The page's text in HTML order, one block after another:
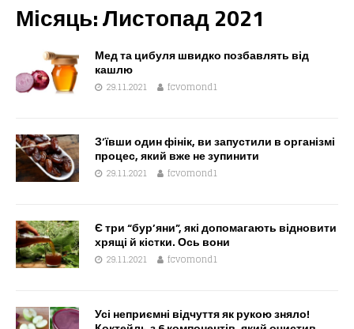
Місяць:Листопад 2021
Мед та цибуля швидко позбавлять від
кашлю
29.11.2021 fcvomond1
З’ївши один фінік, ви запустили в організмі
процес, який вже не зупинити
29.11.2021 fcvomond1
Є три “бур’яни”, які допомагають відновити
хрящі й кістки. Ось вони
29.11.2021 fcvomond1
Усі неприємні відчуття як рукою зняло!